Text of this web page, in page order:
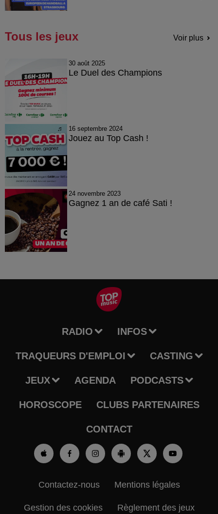
Tous les jeux Voir plus
30 août 2025
Le Duel des Champions
16 septembre 2024
Jouez au Top Cash !
24 novembre 2023
Gagnez 1 an de café Sati !
RADIO INFOS
TRAQUEURS D'EMPLOI CASTING
JEUX AGENDA PODCASTS
HOROSCOPE CLUBS PARTENAIRES
CONTACT
Contactez-nous Mentions légales
Gestion des cookies Règlement des jeux